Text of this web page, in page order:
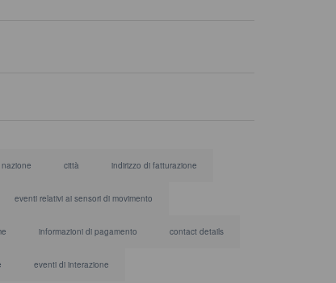
nazione città indirizzo di fatturazione
eventi relativi ai sensori di movimento
informazioni di pagamento contact details
eventi di interazione